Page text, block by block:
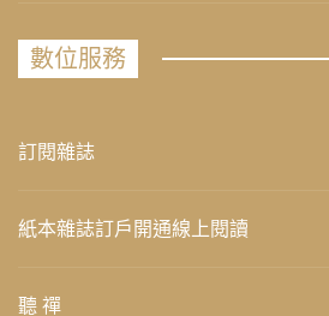
數位服務
訂閱雜誌
紙本雜誌訂戶開通線上閱讀
聽 禪